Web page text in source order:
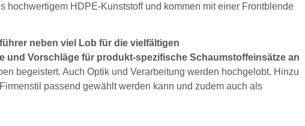
hochwertigem HDPE-Kunststoff und kommen mit einer Frontblende
neben viel Lob für die vielfältigen
Vorschläge für produkt-spezifische Schaumstoffeinsätze an
begeistert. Auch Optik und Verarbeitung werden hochgelobt. Hinzu
passend gewählt werden kann und zudem auch als